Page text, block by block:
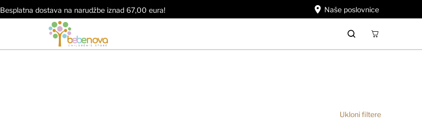
Besplatna dostava na narudžbe iznad 67,00 eura! Naše poslovnice
Ukloni filtere